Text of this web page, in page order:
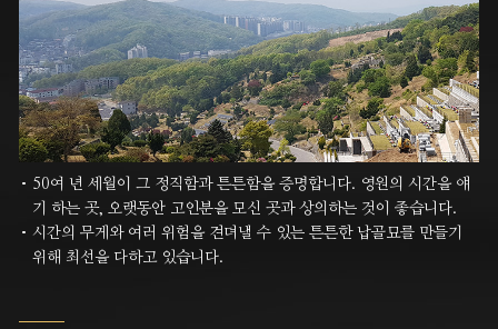
50여 년 세월이 그 정직함과 튼튼함을 증명합니다. 영원의 시간을 얘
기 하는 곳, 오랫동안 고인분을 모신 곳과상의하는 것이 좋습니다.
시간의 무게와 여러 위험을 견뎌낼 수 있는 튼튼한 납골묘를 만들기
위해 최선을 다하고 있습니다.